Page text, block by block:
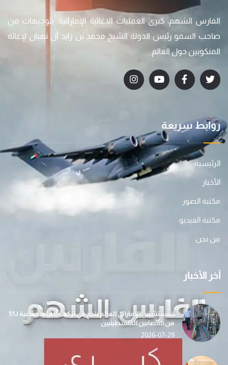
الفارس الشهم، كبرى العمليات الاغاثية الإماراتية، بتوجيهات من
صاحب السمو رئيس الدولة الشيخ محمد بن زايد آل نهيان لإغاثة
المنكوبين حول العالم
روابط سريعة
الرئيسية
الأخبار
مكتبة الصور
مكتبة الفيديو
من نحن
آخر الأخبار
المستشفى الإماراتي العائم ينجح في تركيب أطراف صناعية لـ51
من المصابين الفلسطينيين
2026-07-29